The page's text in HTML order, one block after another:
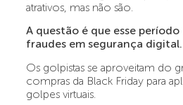
atrativos, mas não são.
A questão é que esse
fraudes em segurança digital.
Os golpistas se aproveitam do
compras da Black Friday para
golpes virtuais.